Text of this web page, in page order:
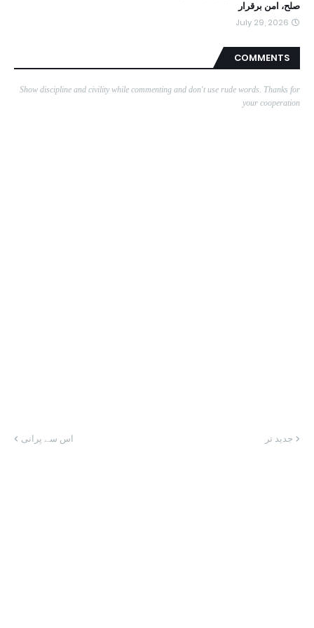
صلح، امن برقرار
July 29, 2026
COMMENTS
Show discipline and civility while commenting and don't use rude words. Thanks for
your cooperation
جدید تر اس سے پرانی